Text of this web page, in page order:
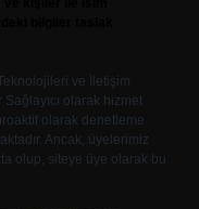
ve İletişim
olarak hizmet
olarak denetleme
Ancak, üyelerimiz
olup, siteye üye olarak bu